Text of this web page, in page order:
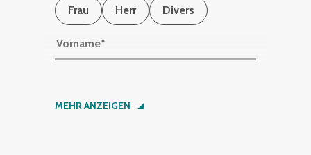
Frau
Herr Divers
Vorname*
Nachname*
MEHR ANZEIGEN